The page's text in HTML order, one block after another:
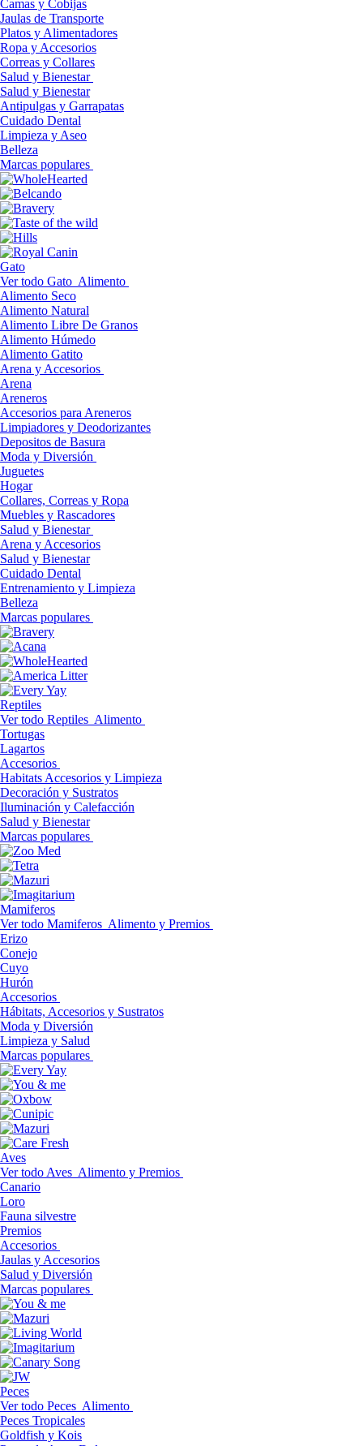
Camas y Cobijas
Jaulas de Transporte
Platos y Alimentadores
Ropa y Accesorios
Correas y Collares
Salud y Bienestar
Salud y Bienestar
Antipulgas y Garrapatas
Cuidado Dental
Limpieza y Aseo
Belleza
Marcas populares
Gato
Ver todo Gato Alimento
Alimento Seco
Alimento Natural
Alimento Libre De Granos
Alimento Húmedo
Alimento Gatito
Arena y Accesorios
Arena
Areneros
Accesorios para Areneros
Limpiadores y Deodorizantes
Depositos de Basura
Moda y Diversión
Juguetes
Hogar
Collares, Correas y Ropa
Muebles y Rascadores
Salud y Bienestar
Arena y Accesorios
Salud y Bienestar
Cuidado Dental
Entrenamiento y Limpieza
Belleza
Marcas populares
Reptiles
Ver todo Reptiles Alimento
Tortugas
Lagartos
Accesorios
Habitats Accesorios y Limpieza
Decoración y Sustratos
Iluminación y Calefacción
Salud y Bienestar
Marcas populares
Mamiferos
Ver todo Mamiferos Alimento y Premios
Erizo
Conejo
Cuyo
Hurón
Accesorios
Hábitats, Accesorios y Sustratos
Moda y Diversión
Limpieza y Salud
Marcas populares
Aves
Ver todo Aves Alimento y Premios
Canario
Loro
Fauna silvestre
Premios
Accesorios
Jaulas y Accesorios
Salud y Diversión
Marcas populares
Peces
Ver todo Peces Alimento
Peces Tropicales
Goldfish y Kois